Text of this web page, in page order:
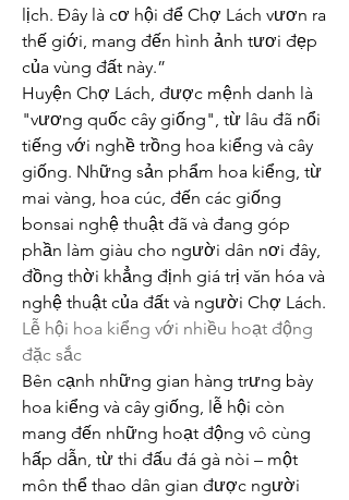
lịch. Đây là cơ hội để Chợ Lách vươn ra
thế giới, mang đến hình ảnh tươi đẹp
của vùng đất này.”
Huyện Chợ Lách, được mệnh danh là
"vương quốc cây giống", từ lâu đã nổi
tiếng với nghề trồng hoa kiểng và cây
giống. Những sản phẩm hoa kiểng, từ
mai vàng, hoa cúc, đến các giống
bonsai nghệ thuật đã và đang góp
phần làm giàu cho người dân nơi đây,
đồng thời khẳng định giá trị văn hóa và
nghệ thuật của đất và người Chợ Lách.
Lễ hội hoa kiểng với nhiều hoạt động
đặc sắc
Bên cạnh những gian hàng trưng bày
hoa kiểng và cây giống, lễ hội còn
mang đến những hoạt động vô cùng
hấp dẫn, từ thi đấu đá gà nòi – một
môn thể thao dân gian được người